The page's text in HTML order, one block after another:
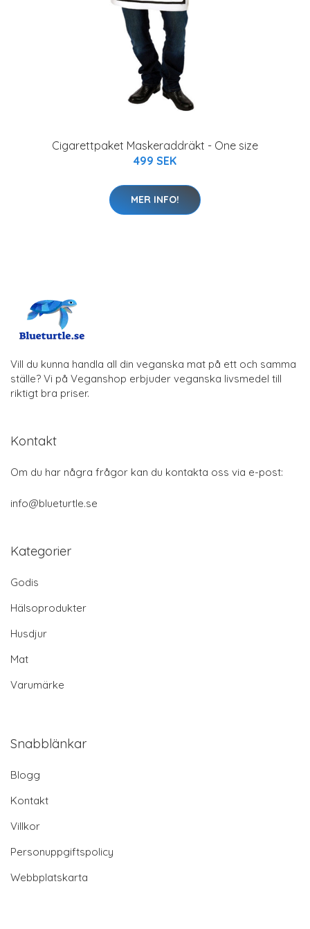
Cigarettpaket Maskeraddräkt - One size
499 SEK
MER INFO!
Vill du kunna handla all din veganska mat på ett och samma
ställe? Vi på Veganshop erbjuder veganska livsmedel till
riktigt bra priser.
Kontakt
Om du har några frågor kan du kontakta oss via e-post:
info@blueturtle.se
Kategorier
Godis
Hälsoprodukter
Husdjur
Mat
Varumärke
Snabblänkar
Blogg
Kontakt
Villkor
Personuppgiftspolicy
Webbplatskarta